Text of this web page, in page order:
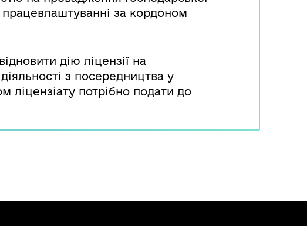
працевлаштуванні за кордоном
дію ліцензії на
з посередництва у
ліцензіату потрібно подати до
про усунення підстав, що стали